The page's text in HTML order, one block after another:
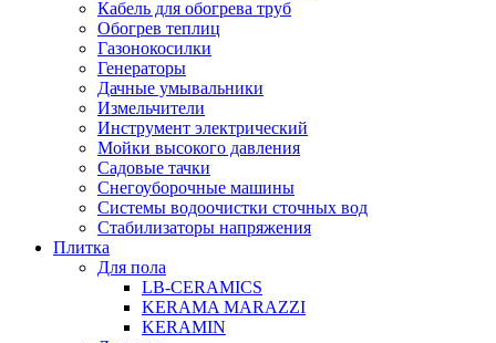
Кабель для обогрева труб
Обогрев теплиц
Газонокосилки
Генераторы
Дачные умывальники
Измельчители
Инструмент электрический
Мойки высокого давления
Садовые тачки
Снегоуборочные машины
Системы водоочистки сточных вод
Стабилизаторы напряжения
Плитка
Для пола
LB-CERAMICS
KERAMA MARAZZI
KERAMIN